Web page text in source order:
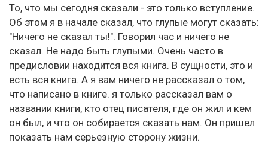
То, что мы сегодня сказали - это только вступление.
Об этом я в начале сказал, что глупые могут сказать:
"Ничего не сказал ты!". Говорил час и ничего не
сказал. Не надо быть глупыми. Очень часто в
предисловии находится вся книга. В сущности, это и
есть вся книга. А я вам ничего не рассказал о том,
что написано в книге. я только рассказал вам о
названии книги, кто отец писателя, где он жил и кем
он был, и что он собирается сказать нам. Он пришел
показать нам серьезную сторону жизни.